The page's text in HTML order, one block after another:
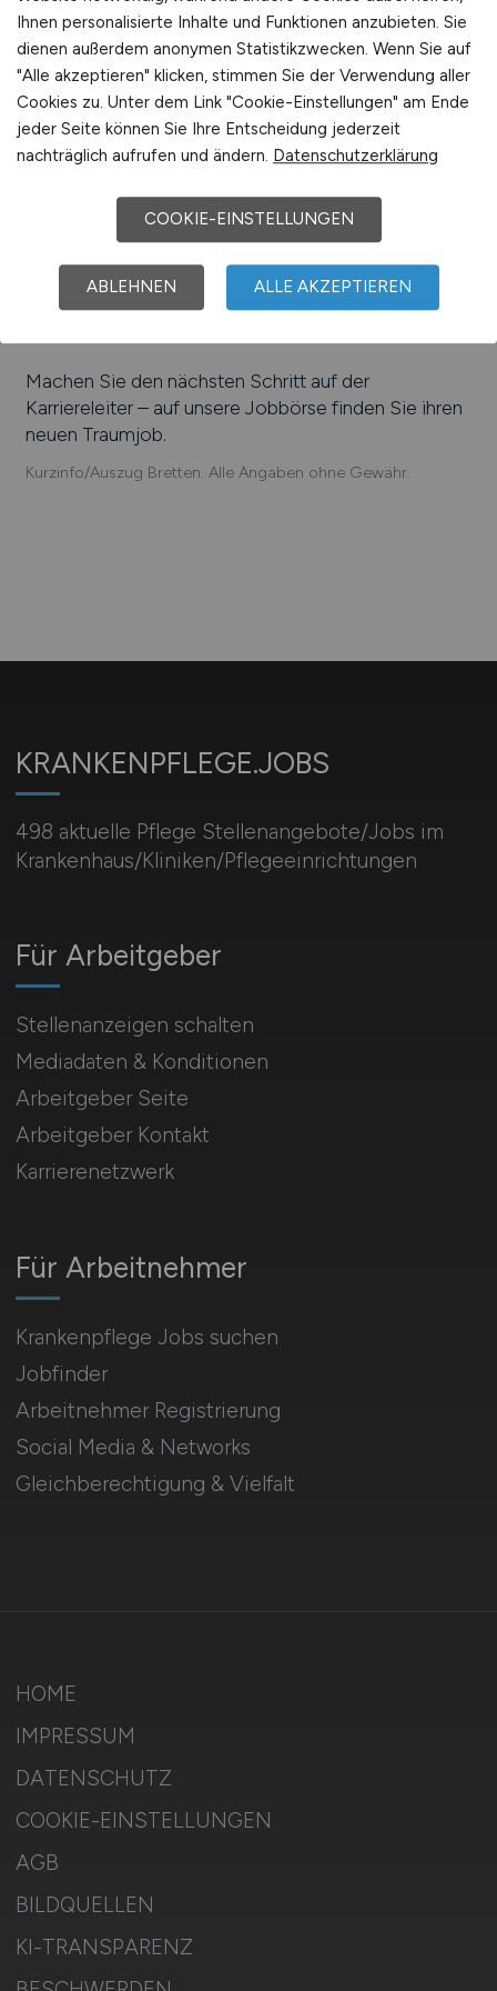
Spedition und Logistik GmbH, Neff GmbH, BGT
Bischoff Glastechnik AG, Harsch Bau GmbH & Co.
KG, Wolters Kluwer Software und Service GmbH,
Seeburger AG, API Schmidt-Bretten GmbH & Co.
KG, Roton Powersystems GmbH, Grauff GmbH &
Co. KG, Stadtwerke Bretten GmbH, Ziegeler
Deutschland GmbH
Einfach online aktuelle Stellenangebote in
und Umgebung suchen. Informieren Sie sich auf
unserem Stellenmarkt über Jobangebote und
Machen Sie den nächsten Schritt auf der
Karriereleiter – auf unsere Jobbörse finden Sie ihren
neuen Traumjob.
Kurzinfo/Auszug Bretten. Alle Angaben ohne Gewähr.
KRANKENPFLEGE.JOBS
498 aktuelle Pflege Stellenangebote/Jobs im
Krankenhaus/Kliniken/Pflegeeinrichtungen
Für Arbeitnehmer
Krankenpflege Jobs suchen
Jobfinder
Arbeitnehmer Registrierung
Social Media & Networks
Gleichberechtigung & Vielfalt
Für Arbeitgeber
Stellenanzeigen schalten
Mediadaten & Konditionen
Arbeitgeber Seite
Arbeitgeber Kontakt
Karrierenetzwerk
HOME
IMPRESSUM
DATENSCHUTZ
COOKIE-EINSTELLUNGEN
AGB
BILDQUELLEN
KI-TRANSPARENZ
Ihnen personalisierte Inhalte und Funktionen anzubieten. Sie
dienen außerdem anonymen Statistikzwecken. Wenn Sie auf
"Alle akzeptieren" klicken, stimmen Sie der Verwendung aller
Cookies zu. Unter dem Link "Cookie-Einstellungen" am Ende
jeder Seite können Sie Ihre Entscheidung jederzeit
nachträglich aufrufen und ändern. Datenschutzerklärung
COOKIE-EINSTELLUNGEN
ABLEHNEN ALLE AKZEPTIEREN